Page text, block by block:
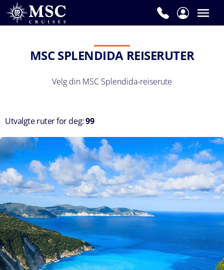
MSC SPLENDIDA REISERUTER
Velg din MSC Splendida-reiserute
Utvalgte ruter for deg:99